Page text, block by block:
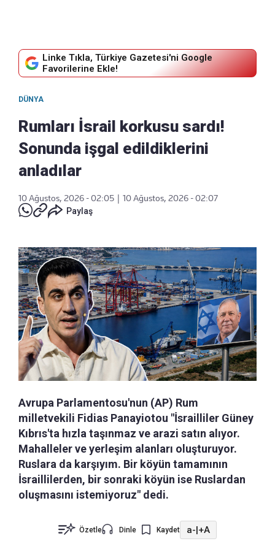
Linke Tıkla, Türkiye Gazetesi'ni Google
Favorilerine Ekle!
DÜNYA
Rumları İsrail korkusu sardı!
Sonunda işgal edildiklerini
anladılar
10 Ağustos, 2026 - 02:05
10 Ağustos, 2026 - 02:07
Paylaş
Avrupa Parlamentosu'nun (AP) Rum
milletvekili Fidias Panayiotou "İsrailliler Güney
Kıbrıs'ta hızla taşınmaz ve arazi satın alıyor.
Mahalleler ve yerleşim alanları oluşturuyor.
Ruslara da karşıyım. Bir köyün tamamının
İsraillilerden, bir sonraki köyün ise Ruslardan
oluşmasını istemiyoruz" dedi.
Özetle Dinle Kaydet a-|+A